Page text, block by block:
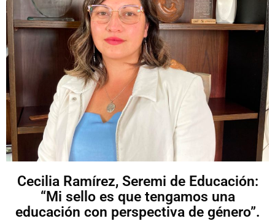
Cecilia Ramírez, Seremi de Educación:
“Mi sello es que tengamos una
educación con perspectiva de género”.